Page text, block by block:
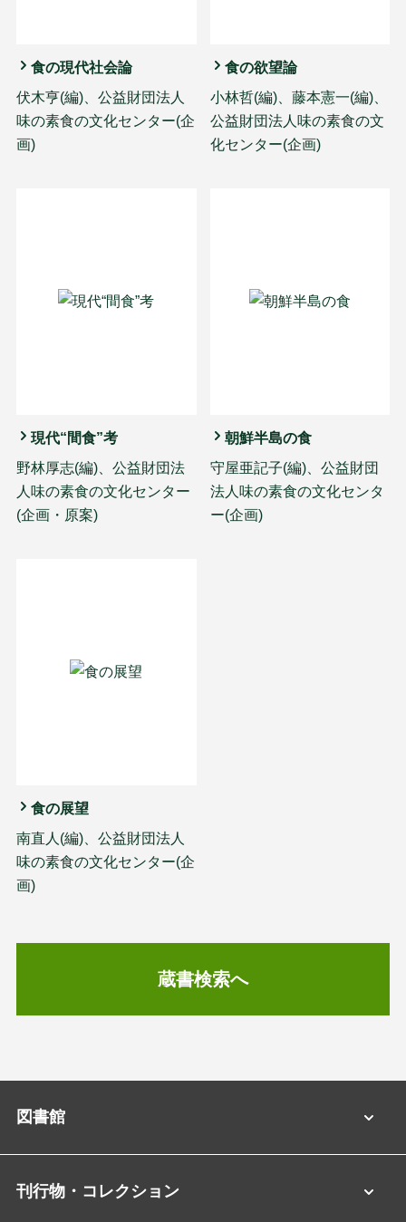
食の現代社会論
伏木亨(編)、公益財団法人
味の素食の文化センター(企
画)
食の欲望論
小林哲(編)、藤本憲一(編)、
公益財団法人味の素食の文
化センター(企画)
現代“間食”考
野林厚志(編)、公益財団法
人味の素食の文化センター
(企画・原案)
朝鮮半島の食
守屋亜記子(編)、公益財団
法人味の素食の文化センタ
ー(企画)
食の展望
南直人(編)、公益財団法人
味の素食の文化センター(企
画)
蔵書検索へ
図書館
刊行物・コレクション